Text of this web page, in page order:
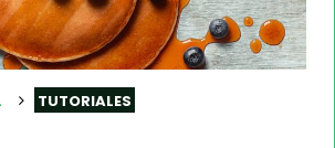
TUTORIALES